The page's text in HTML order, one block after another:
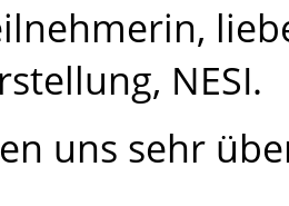
NESI.
uns sehr